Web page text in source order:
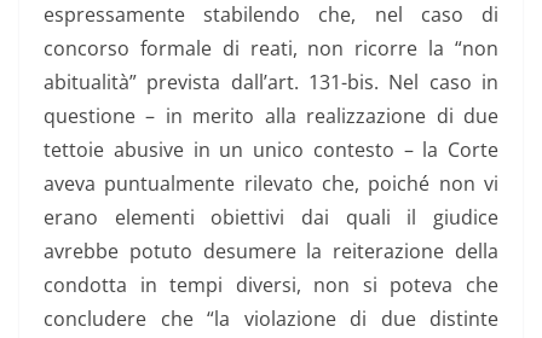
espressamente stabilendo che, nel caso di
concorso formale di reati, non ricorre la “non
abitualità” prevista dall’art. 131-bis. Nel caso in
questione – in merito alla realizzazione di due
tettoie abusive in un unico contesto – la Corte
aveva puntualmente rilevato che, poiché non vi
erano elementi obiettivi dai quali il giudice
avrebbe potuto desumere la reiterazione della
condotta in tempi diversi, non si poteva che
concludere che “la violazione di due distinte